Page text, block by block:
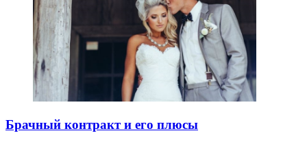
Брачный контракт и его плюсы